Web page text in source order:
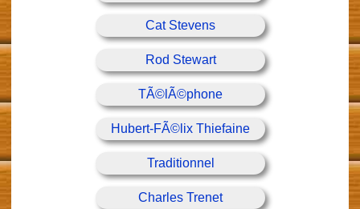
Cat Stevens
Rod Stewart
TÃ©lÃ©phone
Hubert-FÃ©lix Thiefaine
Traditionnel
Charles Trenet